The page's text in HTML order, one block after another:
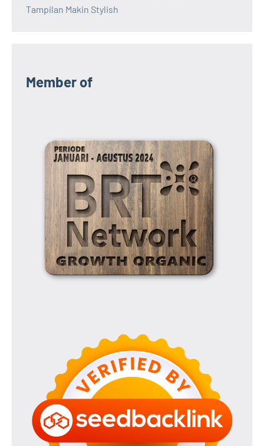
Tampilan Makin Stylish
Member of